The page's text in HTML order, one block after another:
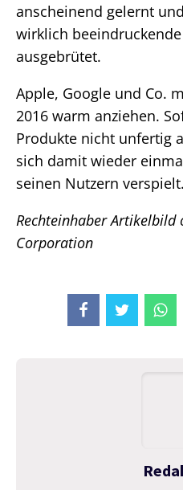
anscheinend gelernt
wirklich
ausgebrütet.
Apple, Google und Co.
2016 warm anziehen.
Produkte nicht unfertig
sich damit wieder
seinen Nutzern verspielt.
Rechteinhaber Artikelbild
Corporation